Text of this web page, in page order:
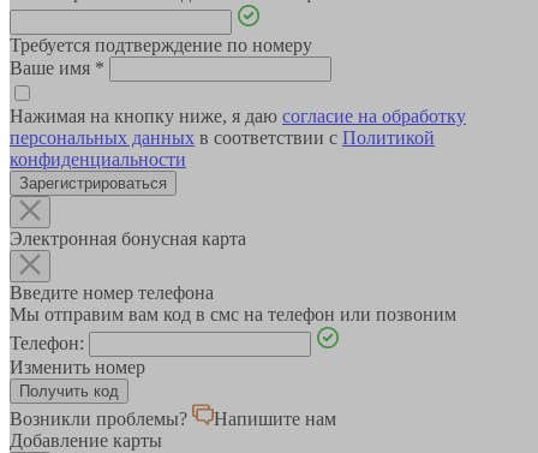
Требуется подтверждение по номеру
Ваше имя *
Нажимая на кнопку ниже, я даю согласие на обработку
персональных данных в соответствии с Политикой
конфиденциальности
Зарегистрироваться
Электронная бонусная карта
Введите номер телефона
Мы отправим вам код в смс на телефон или позвоним
Телефон:
Изменить номер
Возникли проблемы?
Напишите нам
Добавление карты